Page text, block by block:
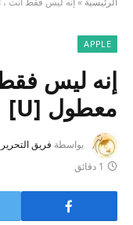
APPLE
إنه ليس
معطول [U]
بواسطة فريق التحرير
1 دقائق